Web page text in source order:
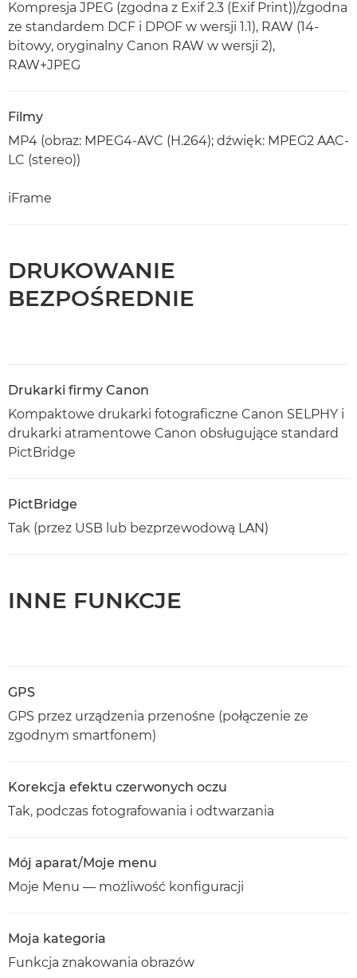
Kompresja JPEG (zgodna z Exif 2.3 (Exif Print))/zgodna
ze standardem DCF i DPOF w wersji 1.1), RAW (14-
bitowy, oryginalny Canon RAW w wersji 2),
RAW+JPEG
Filmy
MP4 (obraz: MPEG4-AVC (H.264); dźwięk: MPEG2 AAC-
LC (stereo))
iFrame
DRUKOWANIE
BEZPOŚREDNIE
Drukarki firmy Canon
Kompaktowe drukarki fotograficzne Canon SELPHY i
drukarki atramentowe Canon obsługujące standard
PictBridge
PictBridge
Tak (przez USB lub bezprzewodową LAN)
INNE FUNKCJE
GPS
GPS przez urządzenia przenośne (połączenie ze
zgodnym smartfonem)
Korekcja efektu czerwonych oczu
Tak, podczas fotografowania i odtwarzania
Mój aparat/Moje menu
Moje Menu — możliwość konfiguracji
Moja kategoria
Funkcja znakowania obrazów